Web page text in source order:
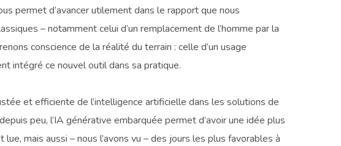
permet d’avancer utilement dans le rapport que nous
– notamment celui d’un remplacement de l’homme par la
conscience de la réalité du terrain : celle d’un usage
intégré ce nouvel outil dans sa pratique.
et efficiente de l’intelligence artificielle dans les solutions de
peu, l’IA générative embarquée permet d’avoir une idée plus
mais aussi – nous l’avons vu – des jours les plus favorables à